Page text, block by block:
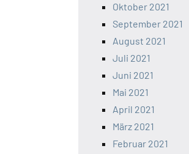
Oktober 2021
September 2021
August 2021
Juli 2021
Juni 2021
Mai 2021
April 2021
März 2021
Februar 2021